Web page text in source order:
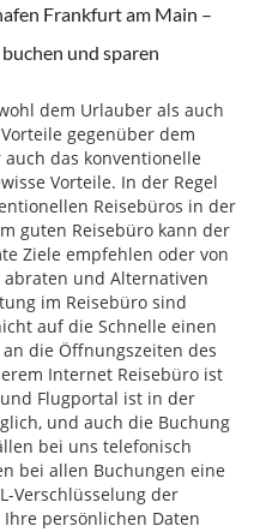
Frankfurt am Main –
und sparen
dem Urlauber als auch
gegenüber dem
das konventionelle
Vorteile. In der Regel
Reisebüros in der
guten Reisebüro kann der
Ziele empfehlen oder von
und Alternativen
im Reisebüro sind
auf die Schnelle einen
die Öffnungszeiten des
Internet Reisebüro ist
Flugportal ist in der
und auch die Buchung
bei uns telefonisch
bei allen Buchungen eine
Verschlüsselung der
persönlichen Daten